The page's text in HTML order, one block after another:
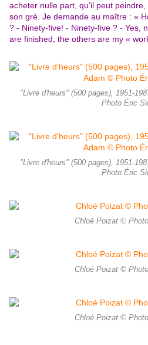
acheter nulle part, qu’il peut
son gré. Je demande au maître : «
? - Ninety-five! - Ninety-five ? - Yes,
are finished, the others are my «
"Livre d'heurs" (500 pages), 1951-
Photo Éric
"Livre d'heurs" (500 pages), 1951-
Photo Éric
Chloé Poizat ©
Chloé Poizat ©
Chloé Poizat ©